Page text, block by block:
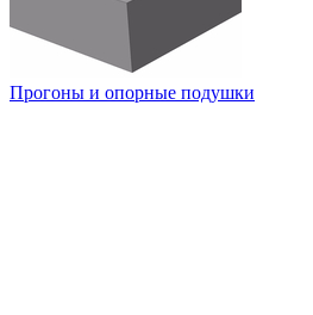
Прогоны и опорные подушки